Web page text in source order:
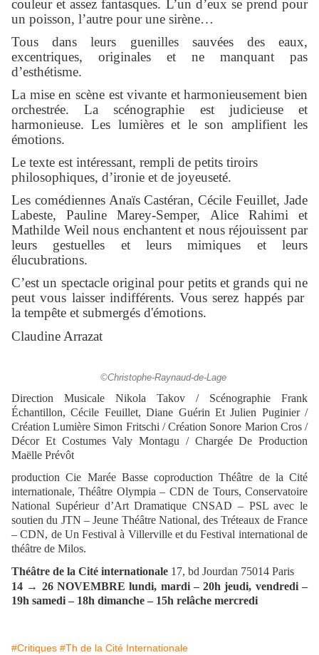
couleur et assez fantasques. L’un d’eux se prend pour
un poisson, l’autre pour une sirène…
Tous dans leurs guenilles sauvées des eaux,
excentriques, originales et ne manquant pas
d’esthétisme.
La mise en scène est vivante et harmonieusement bien
orchestrée. La scénographie est judicieuse et
harmonieuse. Les lumières et le son amplifient les
émotions.
Le texte est intéressant, rempli de petits tiroirs
philosophiques, d’ironie et de joyeuseté.
Les comédiennes Anaïs Castéran, Cécile Feuillet, Jade
Labeste, Pauline Marey-Semper, Alice Rahimi et
Mathilde Weil nous enchantent et nous réjouissent par
leurs gestuelles et leurs mimiques et leurs
élucubrations.
C’est un spectacle original pour petits et grands qui ne
peut vous laisser indifférents. Vous serez happés par
la tempête et submergés d'émotions.
Claudine Arrazat
©Christophe-Raynaud-de-Lage
Direction Musicale Nikola Takov / Scénographie Frank
Échantillon, Cécile Feuillet, Diane Guérin Et Julien Puginier /
Création Lumière Simon Fritschi / Création Sonore Marion Cros /
Décor Et Costumes Valy Montagu / Chargée De Production
Maëlle Prévôt
production Cie Marée Basse coproduction Théâtre de la Cité
internationale, Théâtre Olympia – CDN de Tours, Conservatoire
National Supérieur d’Art Dramatique CNSAD – PSL avec le
soutien du JTN – Jeune Théâtre National, des Tréteaux de France
– CDN, de Un Festival à Villerville et du Festival international de
théâtre de Milos.
Théâtre de la Cité internationale 17, bd Jourdan 75014 Paris
14 → 26 NOVEMBRE lundi, mardi – 20h jeudi, vendredi –
19h samedi – 18h dimanche – 15h relâche mercredi
#Critiques #Th de la Cité Internationale